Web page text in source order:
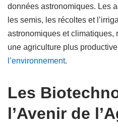
données astronomiques. Les
les semis, les récoltes et
astronomiques et climatiques,
une agriculture plus
l’environnement.
Les
l’Avenir de